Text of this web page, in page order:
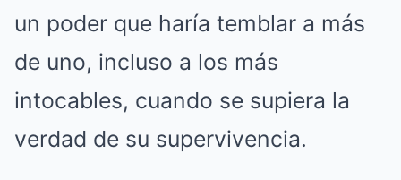
un poder que haría temblar a más
de uno, incluso a los más
intocables, cuando se supiera la
verdad de su supervivencia.